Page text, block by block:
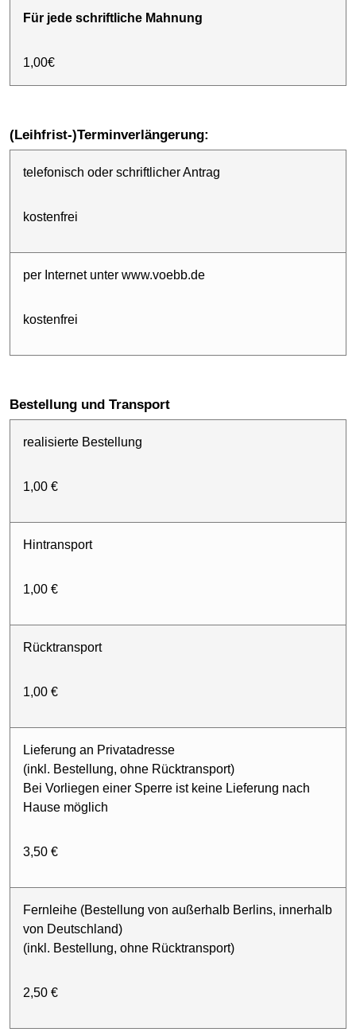
Für jede schriftliche Mahnung
1,00€
(Leihfrist-)Terminverlängerung:
telefonisch oder schriftlicher Antrag
kostenfrei
per Internet unter www.voebb.de
kostenfrei
Bestellung und Transport
realisierte Bestellung
1,00 €
Hintransport
1,00 €
Rücktransport
1,00 €
Lieferung an Privatadresse
(inkl. Bestellung, ohne Rücktransport)
Bei Vorliegen einer Sperre ist keine Lieferung nach
Hause möglich
3,50 €
Fernleihe (Bestellung von außerhalb Berlins, innerhalb
von Deutschland)
(inkl. Bestellung, ohne Rücktransport)
2,50 €